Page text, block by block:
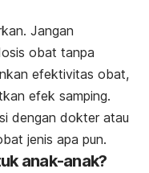
Jangan
obat tanpa
efektivitas obat,
efek samping.
dengan dokter atau
jenis apa pun.
anak-anak?